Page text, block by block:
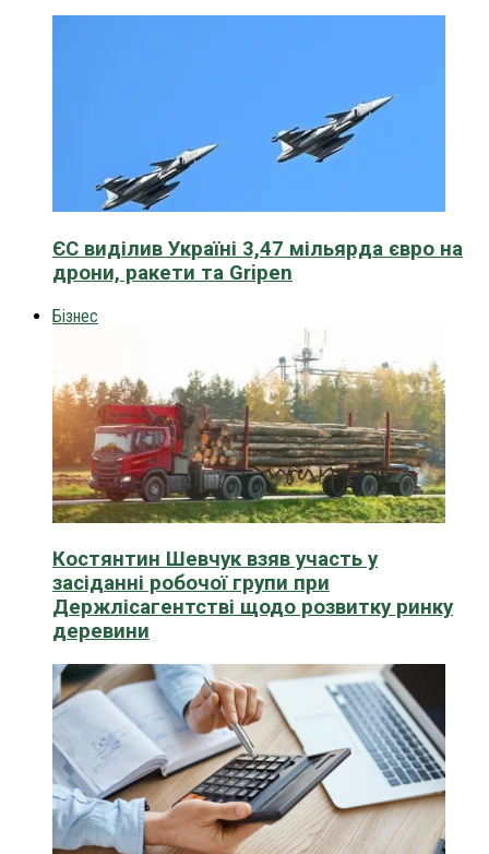
ЄС виділив Україні 3,47 мільярда євро на
дрони, ракети та Gripen
Бізнес
Костянтин Шевчук взяв участь у
засіданні робочої групи при
Держлісагентстві щодо розвитку ринку
деревини